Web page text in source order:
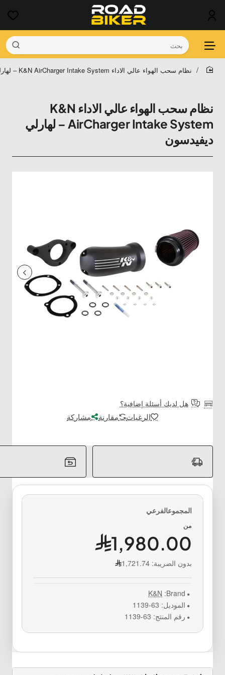
بحث
نظام سحب الهواء عالي الاداء K&N AirCharger Intake System – لهارلي ديفيدسون
نظام سحب الهواء عالي الاداء K&N
AirCharger Intake System – لهارلي
ديفيدسون
هل لديك أسئلة إضافية؟
الرغبات مقارنة مشاركة
من
1,980.00
بدون الضريبة: 1,721.74
Brand:
K&N
الموديل: 63-1139
رقم المنتج: 63-1139